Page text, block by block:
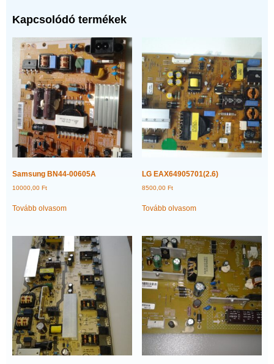
Kapcsolódó termékek
Samsung BN44-00605A
10000,00 Ft
Tovább olvasom
LG EAX64905701(2.6)
8500,00Ft
Tovább olvasom